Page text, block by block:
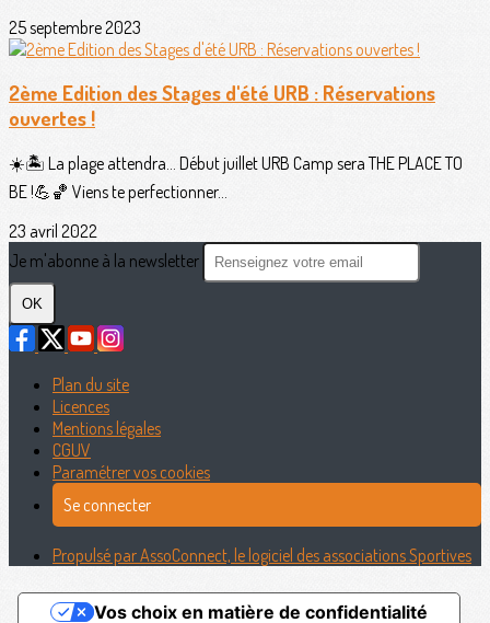
25 septembre 2023
2ème Edition des Stages d'été URB : Réservations
ouvertes !
☀️🏝 La plage attendra… Début juillet URB Camp sera THE PLACE TO
BE !💪🏀 Viens te perfectionner...
23 avril 2022
Je m'abonne à la newsletter
OK
Plan du site
Licences
Mentions légales
CGUV
Paramétrer vos cookies
Se connecter
Propulsé par AssoConnect, le logiciel des associations Sportives
Vos choix en matière de confidentialité